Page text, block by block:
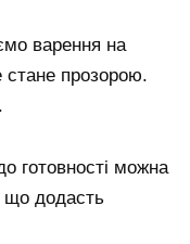
варення на
стане прозорою.
готовності можна
що додасть